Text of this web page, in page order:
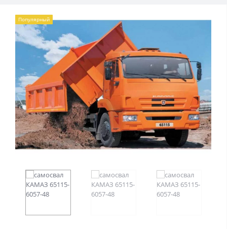
Популярный